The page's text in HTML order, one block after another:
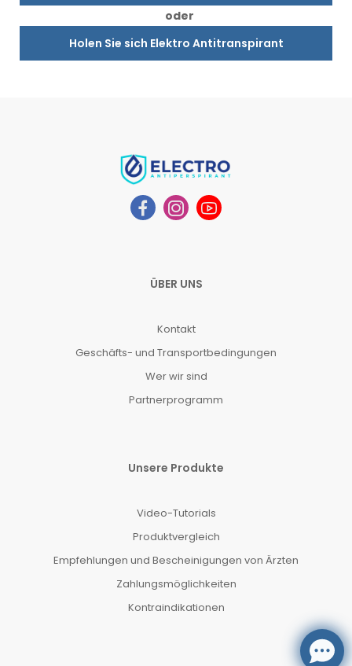
oder
Holen Sie sich Elektro Antitranspirant
ÜBER UNS
Kontakt
Geschäfts- und Transportbedingungen
Wer wir sind
Partnerprogramm
Unsere Produkte
Video-Tutorials
Produktvergleich
Empfehlungen und Bescheinigungen von Ärzten
Zahlungsmöglichkeiten
Kontraindikationen